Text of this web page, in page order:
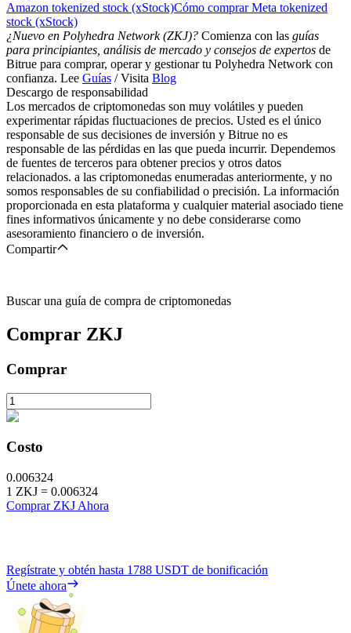
Amazon tokenized stock (xStock)Cómo comprar Meta tokenized
stock (xStock)
¿Nuevo en Polyhedra Network (ZKJ)? Comienza con las guías
para principiantes, análisis de mercado y consejos de expertos de
Bitrue para comprar, operar y gestionar tu Polyhedra Network con
confianza. Lee Guías / Visita Blog
Descargo de responsabilidad
Los mercados de criptomonedas son muy volátiles y pueden
experimentar rápidas fluctuaciones de precios. Usted es el único
responsable de sus decisiones de inversión y Bitrue no es
responsable de las pérdidas en las que pueda incurrir. Dependemos
de fuentes de terceros para obtener precios y otros datos
relacionados. a las criptomonedas enumeradas anteriormente, y no
somos responsables de su confiabilidad o precisión. La información
proporcionada en esta plataforma y cualquier material asociado tiene
fines informativos únicamente y no debe considerarse como
asesoramiento financiero o de inversión.
Compartir
Buscar una guía de compra de criptomonedas
Comprar ZKJ
Comprar
Costo
0.006324
1 ZKJ = 0.006324
Comprar ZKJ Ahora
Regístrate y obtén hasta 1788 USDT de bonificación
Únete ahora